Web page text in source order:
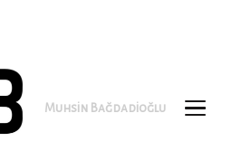
Muhsin Bağdadioğlu